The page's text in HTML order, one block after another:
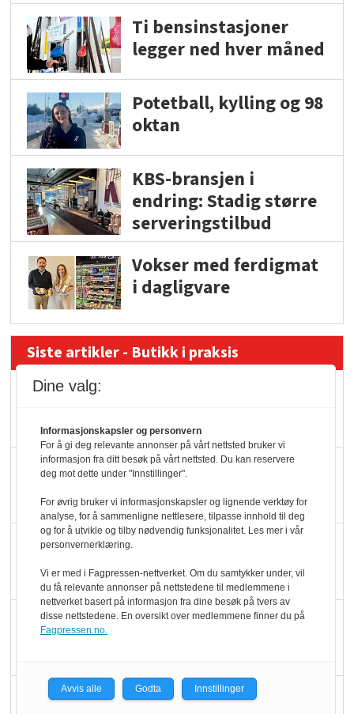
Ti bensinstasjoner
legger ned hver måned
Potetball, kylling og 98
oktan
KBS-bransjen i
endring: Stadig større
serveringstilbud
Vokser med ferdigmat
i dagligvare
Siste artikler - Butikk i praksis
Slik opprettholdes
ølsalget
Færre varer, men fulle
hyller
KI lager mat i butikken
Q passerte 1 milliard i
Dine valg:
Informasjonskapsler og personvern
For å gi deg relevante annonser på vårt nettsted bruker vi
informasjon fra ditt besøk på vårt nettsted. Du kan reservere
deg mot dette under "Innstillinger".
For øvrig bruker vi informasjonskapsler og lignende verktøy for
analyse, for å sammenligne nettlesere, tilpasse innhold til deg
og for å utvikle og tilby nødvendig funksjonalitet. Les mer i vår
personvernerklæring.
Vi er med i Fagpressen-nettverket. Om du samtykker under, vil
du få relevante annonser på nettstedene til medlemmene i
nettverket basert på informasjon fra dine besøk på tvers av
disse nettstedene. En oversikt over medlemmene finner du på
Fagpressen.no.
Avvis alle Godta Innstillinger